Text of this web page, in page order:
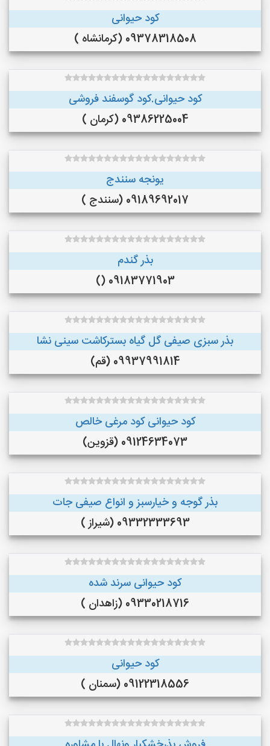
کود حیوانی
09378318508 (کرمانشاه )
کود حیوانی.کود گوسفند فروشی
09386225004 (کرمان )
یونجه سنندج
09189692017 (سنندج )
بذر گندم
09183771903 ()
بذر سبزی صیفی گل گیاه بسترکاشت سینی نشا
09937991814 (قم)
کود حیوانی کود مرغی خالص
09124634073 (قزوین)
بذر گوجه و خیارسبز و انواع صیفی جات
09332333693 (شیراز )
کود حیوانی سرند شده
09330218716 (زاهدان )
کود حیوانی
09122318556 (سمنان )